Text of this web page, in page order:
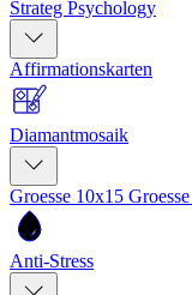
Strateg Psychology
Affirmationskarten
Diamantmosaik
Groesse 10x15
Anti-Stress